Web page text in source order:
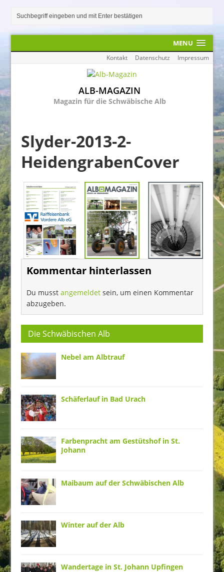
MENU
Kontakt Datenschutz Impressum
ALB-MAGAZIN
Magazin für die Schwäbische Alb
Slyder-2013-2-
HeidengrabenCover
Kommentar hinterlassen
Du musstangemeldet sein, um einen Kommentar
abzugeben.
Die Schwäbischen Alb
Nebel am Albtrauf
Schäferlauf in Bad Urach
Farbenpracht am Gestütshof in St.
Johann
Maibaum auf der Schwäbischen Alb
Winter auf der Alb
Wandertage in St. Johann Upfingen